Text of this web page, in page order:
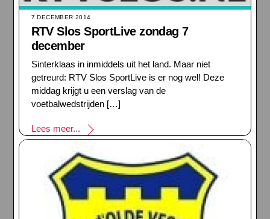
7 DECEMBER 2014
RTV Slos SportLive zondag 7
december
Sinterklaas in inmiddels uit het land. Maar niet
getreurd: RTV Slos SportLive is er nog wel! Deze
middag krijgt u een verslag van de
voetbalwedstrijden […]
Lees meer...